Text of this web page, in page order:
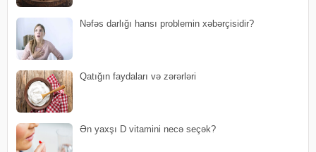
Nəfəs darlığı hansı problemin xəbərçisidir?
Qatığın faydaları və zərərləri
Ən yaxşı D vitamini necə seçək?